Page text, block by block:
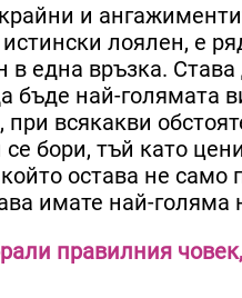
и
лоялен, е
една връзка.
бъде най-голямата
всякакви
бори, тъй като
остава не
имате най-голяма
правилния